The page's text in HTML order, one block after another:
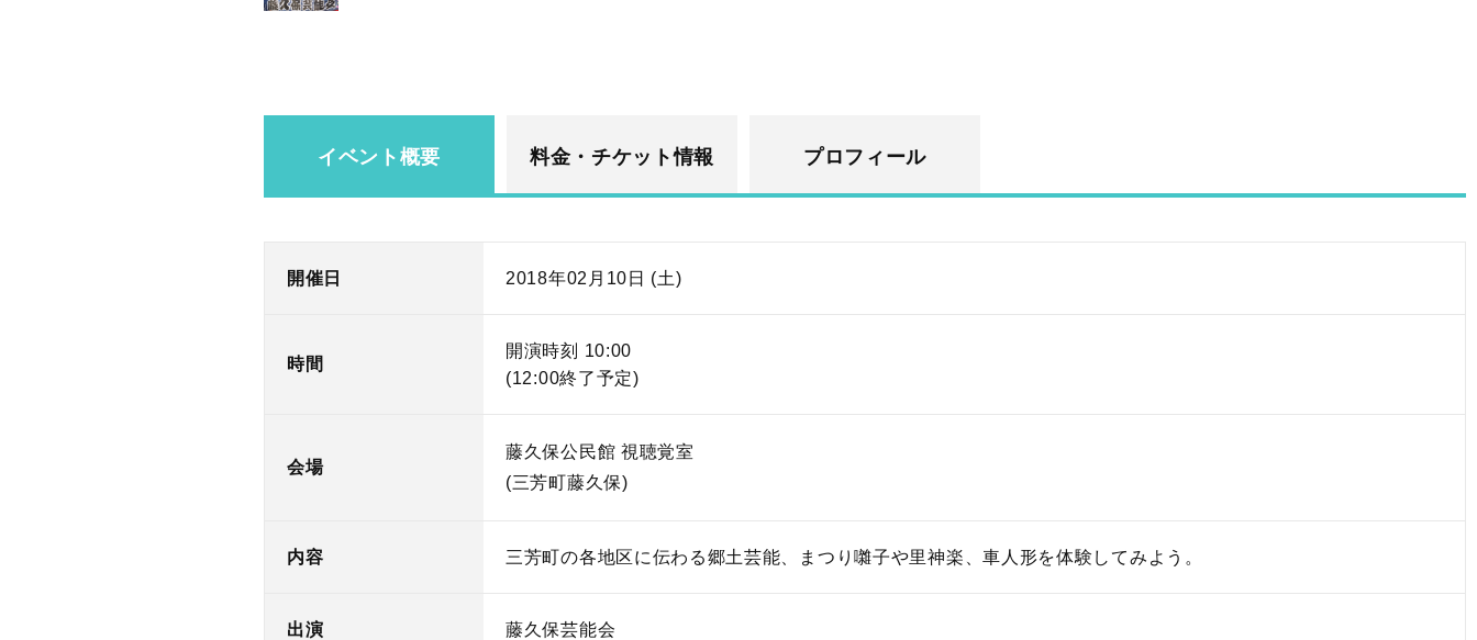
イベント概要 料金・チケット情報 プロフィール
開催日 2018年02月10日 (土)
時間
開演時刻 10:00
(12:00終了予定)
会場
藤久保公民館 視聴覚室
(三芳町藤久保)
内容 三芳町の各地区に伝わる郷土芸能、まつり囃子や里神楽、車人形を体験してみよう。
出演 藤久保芸能会